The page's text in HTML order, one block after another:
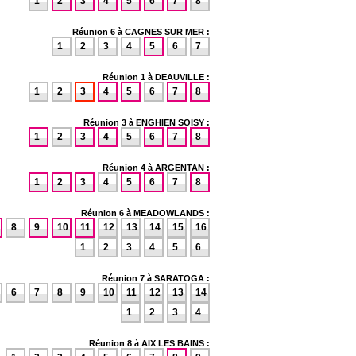
Réunion 6 à CAGNES SUR MER :
7
6
5
4
3
2
1
Réunion 1 à DEAUVILLE :
8
7
6
5
4
3
2
1
Réunion 3 à ENGHIEN SOISY :
8
7
6
5
4
3
2
1
Réunion 4 à ARGENTAN :
8
7
6
5
4
3
2
1
Réunion 6 à MEADOWLANDS :
16
15
14
13
12
11
10
9
8
6
5
4
3
2
1
Réunion 7 à SARATOGA :
14
13
12
11
10
9
8
7
6
4
3
2
1
Réunion 8 à AIX LES BAINS :